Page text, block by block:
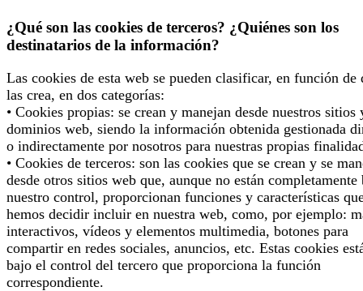
¿Qué son las cookies de terceros? ¿Quiénes son los
destinatarios de la información?
Las cookies de esta web se pueden clasificar, en función de
las crea, en dos categorías:
• Cookies propias: se crean y manejan desde nuestros sitios
dominios web, siendo la información obtenida gestionada
o indirectamente por nosotros para nuestras propias
• Cookies de terceros: son las cookies que se crean y se
desde otros sitios web que, aunque no están completamente
nuestro control, proporcionan funciones y características
hemos decidir incluir en nuestra web, como, por ejemplo:
interactivos, vídeos y elementos multimedia, botones para
compartir en redes sociales, anuncios, etc. Estas cookies
bajo el control del tercero que proporciona la función
correspondiente.